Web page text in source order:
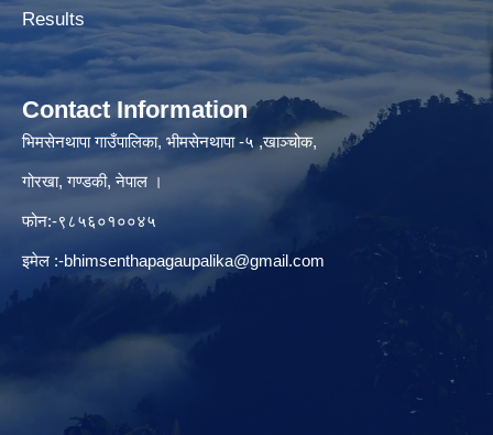
Results
Contact Information
भिमसेनथापा गाउँपालिका, भीमसेनथापा -५ ,खाञ्चोक,
गोरखा, गण्डकी, नेपाल ।
फोन:-९८५६०१००४५
इमेल :-bhimsenthapagaupalika@gmail.com